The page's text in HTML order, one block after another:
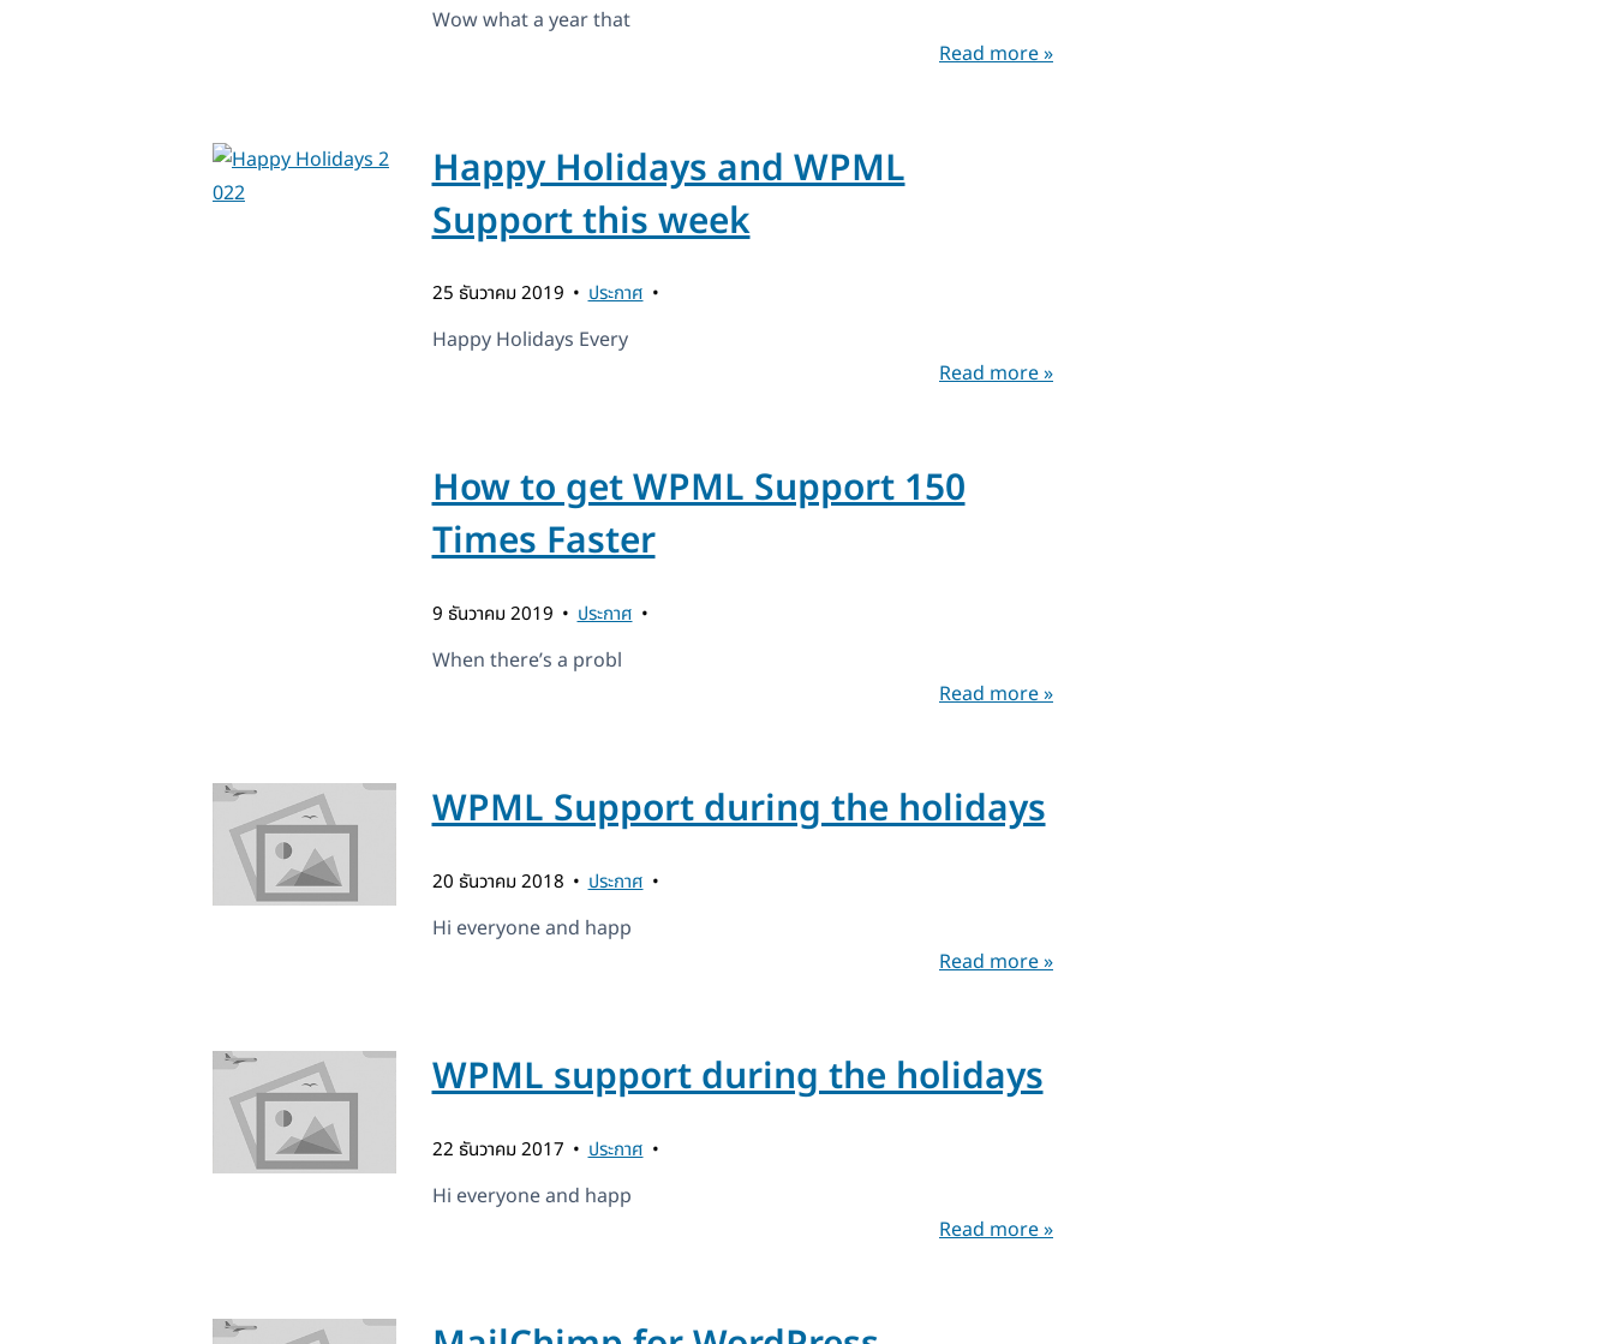
Wow what a year that
Read more »
Happy Holidays and WPML
Support this week
25 ธันวาคม 2019 ประกาศ
Happy Holidays Every
Read more »
How to get WPML Support 150
Times Faster
9 ธันวาคม 2019 ประกาศ
When there’s a probl
Read more »
WPML Support during the holidays
20 ธันวาคม 2018 ประกาศ
Hi everyone and happ
Read more »
WPML support during the holidays
22 ธันวาคม 2017 ประกาศ
Hi everyone and happ
Read more »